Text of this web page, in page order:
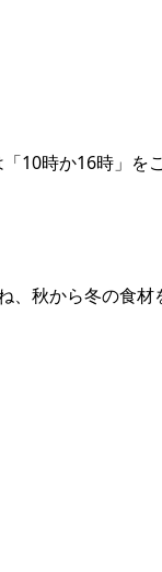
10時か16時」
、秋から冬の食